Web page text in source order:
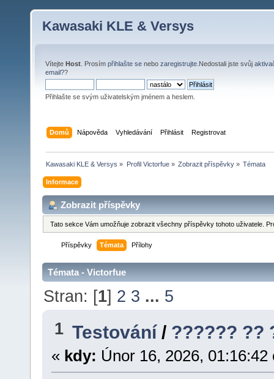
Kawasaki KLE & Versys
Vítejte Host . Prosím přihlašte se nebo zaregistrujte .Nedostali jste svůj
email??
Přihlašte se svým uživatelským jménem a heslem.
Domů Nápověda Vyhledávání Přihlásit Registrovat
Kawasaki KLE & Versys » Profil Victorfue» Zobrazit příspěvky» Témata
Informace
Zobrazit příspěvky
Tato sekce Vám umožňuje zobrazit všechny příspěvky tohoto uživatele.
Příspěvky Témata Přílohy
Témata - Victorfue
Stran: [1] 2 3 ... 5
1 Testování/ ?????? ??
« kdy: Únor 16, 2026, 01:16:42